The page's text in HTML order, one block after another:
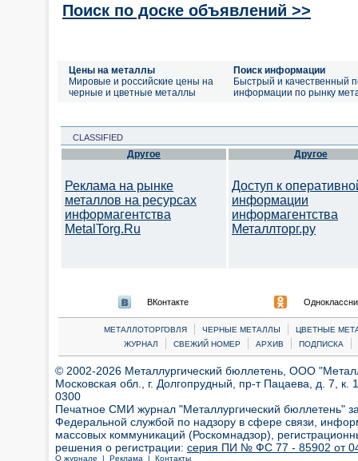
Поиск по доске объявлений >>
Цены на металлы
Мировые и российские цены на
черные и цветные металлы
Поиск информации
Быстрый и качественный
информации по рынку
CLASSIFIED
Другое
Реклама на рынке
металлов на ресурсах
информагентства
MetalTorg.Ru
Другое
Доступ к
информации
информагентства
Металлторг.ру
ВКонтакте
МЕТАЛЛОТОРГОВЛЯ | ЧЕРНЫЕ МЕТАЛЛЫ |
ЦВЕТНЫЕ
ЖУРНАЛ
| СВЕЖИЙ НОМЕР | АРХИВ | ПОДПИСКА |
© 2002-2026 Металлургический бюллетень, ООО
Московская обл., г. Долгопрудный, пр-т Пацаева, д. 7,
0300
Печатное СМИ журнал "Металлургический бюллетень"
Федеральной службой по надзору в сфере связи,
массовых коммуникаций (Роскомнадзор),
решения о регистрации: серия ПИ № ФС 77 - 85902 от 04
О журнале | Реклама | Контакты